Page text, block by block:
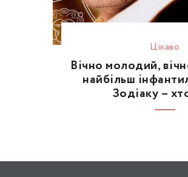
Цікаво
Вічно молодий,
найбільш
Зодіаку –